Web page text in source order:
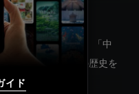
イド
この島は「北山」「中
いた。今帰仁城の歴史を